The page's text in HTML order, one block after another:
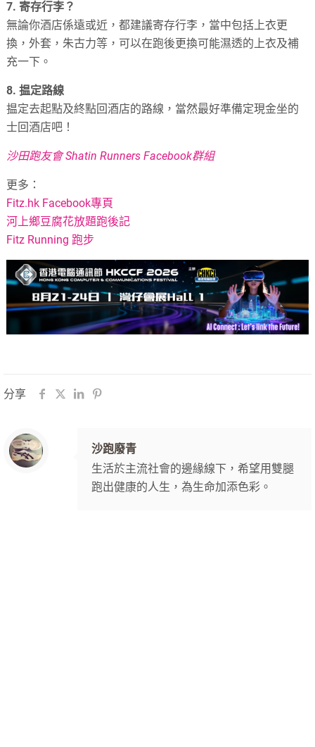
7. 寄存行李？
無論你酒店係遠或近，都建議寄存行李，當中包括上衣更
換，外套，朱古力等，可以在跑後更換可能濕透的上衣及補
充一下。
8. 揾定路線
揾定去起點及終點回酒店的路線，當然最好準備定現金坐的
士回酒店吧！
沙田跑友會 Shatin Runners Facebook群組
更多：
Fitz.hk Facebook專頁
河上鄉豆腐花放題跑後記
Fitz Running 跑步
分享
沙跑廢青
生活於主流社會的邊緣線下，希望用雙腿
跑出健康的人生，為生命加添色彩。